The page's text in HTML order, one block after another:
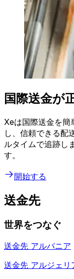
国際送金が
Xeは国際送金を簡
し、信頼できる配
ルタイムで追跡し
す。
開始する
送金先
世界をつなぐ
送金先 アルバニア
送金先 アルジェリ